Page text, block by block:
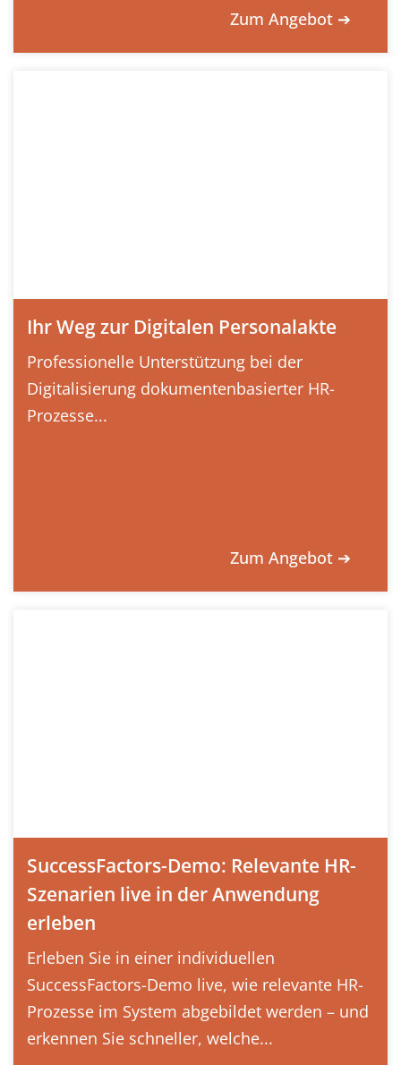
Zum Angebot ➔
Ihr Weg zur Digitalen Personalakte
Professionelle Unterstützung bei der
Digitalisierung dokumentenbasierter HR-
Prozesse...
Zum Angebot ➔
SuccessFactors-Demo: Relevante HR-
Szenarien live in der Anwendung
erleben
Erleben Sie in einer individuellen
SuccessFactors-Demo live, wie relevante HR-
Prozesse im System abgebildet werden – und
erkennen Sie schneller, welche...